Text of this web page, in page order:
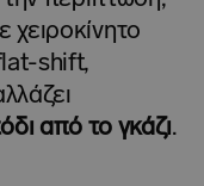
χειροκίνητο
shift,
από το γκάζι.